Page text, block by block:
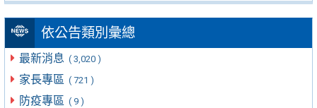
依公告類別彙總
最新消息 ( 3,020 )
家長專區 ( 721 )
防疫專區 ( 9 )